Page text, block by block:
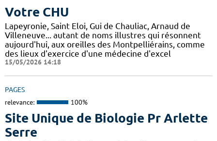
Votre CHU
Lapeyronie, Saint Eloi, Gui de Chauliac, Arnaud de
Villeneuve... autant de noms illustres qui résonnent
aujourd'hui, aux oreilles des Montpelliérains, comme
des lieux d'exercice d'une médecine d'excel
15/05/2026 14:18
PAGES
relevance: 100%
Site Unique de Biologie Pr Arlette
Serre